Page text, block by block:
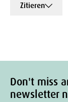
Zitieren
Don't miss
newsletter